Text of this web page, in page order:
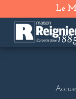
Le
Vous